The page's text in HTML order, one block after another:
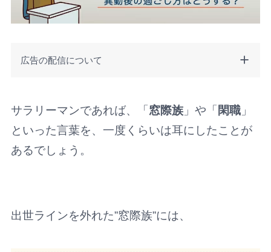
広告の配信について
サラリーマンであれば、「 窓際族」や「 閑職」
といった言葉を、一度くらいは耳にしたことが
あるでしょう。
出世ラインを外れた”窓際族”には、